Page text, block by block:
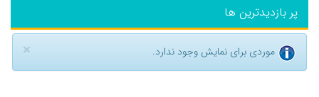
پر بازدیدترین ها
× موردی برای نمایش وجود ندارد.